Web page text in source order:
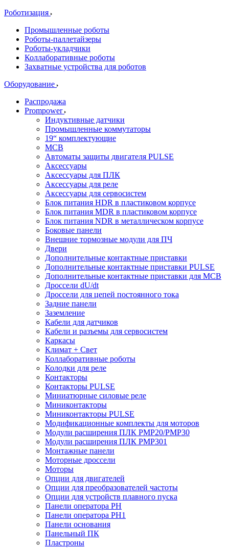
Роботизация
Промышленные роботы
Роботы-паллетайзеры
Роботы-укладчики
Коллаборативные роботы
Захватные устройства для роботов
Оборудование
Распродажа
Prompower
Индуктивные датчики
Промышленные коммутаторы
19“ комплектующие
MCB
Автоматы защиты двигателя PULSE
Аксессуары
Аксессуары для ПЛК
Аксессуары для реле
Аксессуары для сервосистем
Блок питания HDR в пластиковом корпусе
Блок питания MDR в пластиковом корпусе
Блок питания NDR в металлическом корпусе
Боковые панели
Внешние тормозные модули для ПЧ
Двери
Дополнительные контактные приставки
Дополнительные контактные приставки PULSE
Дополнительные контактные приставки для MCB
Дроссели dU/dt
Дроссели для цепей постоянного тока
Задние панели
Заземление
Кабели для датчиков
Кабели и разъемы для сервосистем
Каркасы
Климат + Свет
Коллаборативные роботы
Колодки для реле
Контакторы
Контакторы PULSE
Миниатюрные силовые реле
Миниконтакторы
Миниконтакторы PULSE
Модификационные комплекты для моторов
Модули расширения ПЛК PMP20/PMP30
Модули расширения ПЛК PMP301
Монтажные панели
Моторные дроссели
Моторы
Опции для двигателей
Опции для преобразователей частоты
Опции для устройств плавного пуска
Панели оператора PH
Панели оператора PH1
Панели основания
Панельный ПК
Пластроны